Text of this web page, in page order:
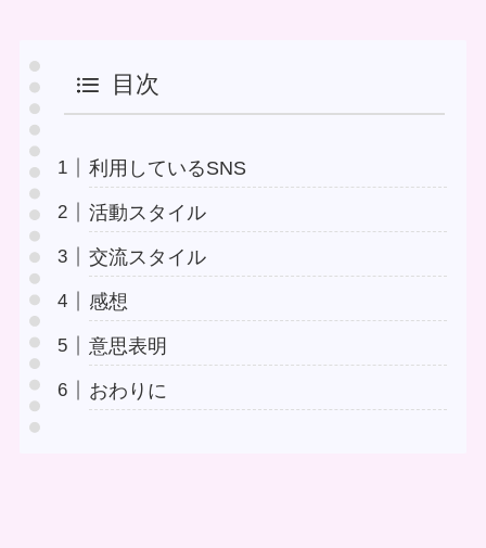
目次
利用しているSNS
活動スタイル
交流スタイル
感想
意思表明
おわりに